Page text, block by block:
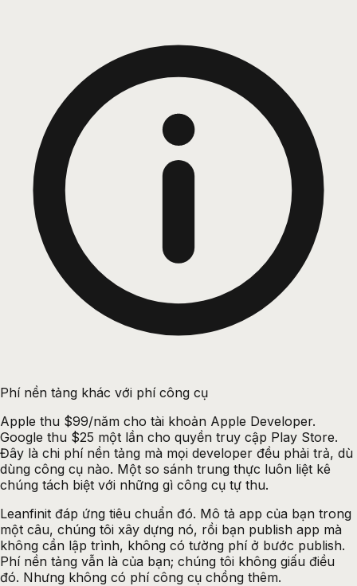
Phí nền tảng khác với phí công cụ
Apple thu $99/năm cho tài khoản Apple Developer.
Google thu $25 một lần cho quyền truy cập Play Store.
Đây là chi phí nền tảng mà mọi developer đều phải trả, dù
dùng công cụ nào. Một so sánh trung thực luôn liệt kê
chúng tách biệt với những gì công cụ tự thu.
Leanfinit đáp ứng tiêu chuẩn đó. Mô tả app của bạn trong
một câu, chúng tôi xây dựng nó, rồi bạn publish app mà
không cần lập trình, không có tường phí ở bước publish.
Phí nền tảng vẫn là của bạn; chúng tôi không giấu điều
đó. Nhưng không có phí công cụ chồng thêm.